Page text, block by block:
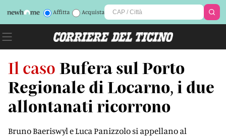
Affitta Acquista
Il caso Bufera sul Porto
Regionale di Locarno, i due
allontanati ricorrono
Bruno Baeriswyl e Luca Panizzolo si appellano al